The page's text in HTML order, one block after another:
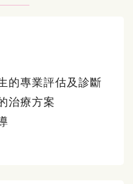
的專業評估及診斷
治療方案